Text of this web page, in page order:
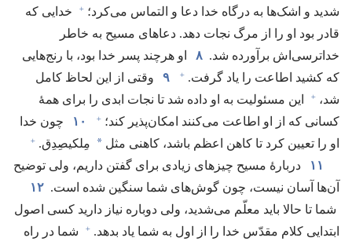
شدید و اشک‌ها به درگاه خدا دعا و التماس می‌کرد؛‏ +
خدایی که
قادر بود او را از مرگ نجات دهد.‏ دعاهای مسیح به خاطر
خداترسی‌اش برآورده شد.‏ ۸
او هرچند پسر خدا بود،‏ با رنج‌هایی
که کشید اطاعت را یاد گرفت.‏ + ۹
وقتی از این لحاظ کامل
شد،‏ +
این مسئولیت به او داده شد تا نجات ابدی را برای همهٔ
کسانی که از او اطاعت می‌کنند امکان‌پذیر کند؛‏ + ۱۰
چون خدا
او را تعیین کرد تا کاهن اعظم باشد،‏ کاهنی مثل * مِلکیصِدِق.‏ +
۱۱
دربارهٔ مسیح چیزهای زیادی برای گفتن داریم،‏ ولی توضیح
آن‌ها آسان نیست،‏ چون گوش‌های شما سنگین شده است.‏ ۱۲
شما تا حالا باید معلّم می‌شدید،‏ ولی دوباره نیاز دارید کسی اصول
ابتدایی کلام مقدّس خدا را از اول به شما یاد بدهد.‏ +
شما در راه